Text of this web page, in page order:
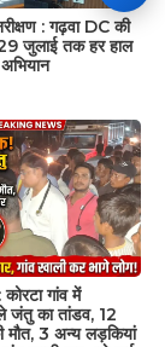
: गढ़वा DC की
जुलाई तक हर हाल
गांव में
जंतु का तांडव, 12
मौत, 3 अन्य लड़कियां